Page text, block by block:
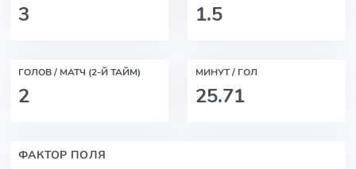
3 1.5
ГОЛОВ / МАТЧ (2-Й ТАЙМ)
2
МИНУТ / ГОЛ
25.71
ФАКТОР ПОЛЯ